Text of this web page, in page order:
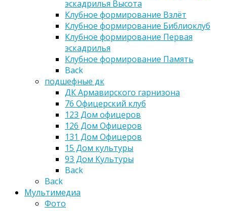
эскадрилья Высота
Клубное формирование Взлёт
Клубное формирование Библиоклуб
Клубное формирование Первая
эскадрилья
Клубное формирование Память
Back
подшефные дк
ДК Армавирского гарнизона
76 Офицерский клуб
123 Дом офицеров
126 Дом Офицеров
131 Дом Офицеров
15 Дом культуры
93 Дом Культуры
Back
Back
Мультимедиа
Фото